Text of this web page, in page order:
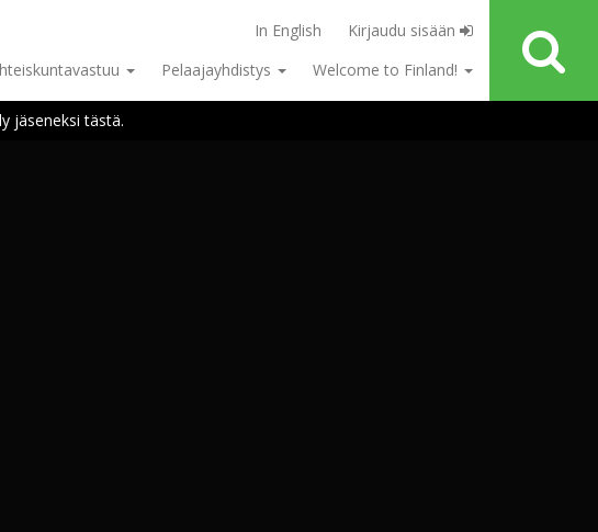
In English
Kirjaudu sisään
Pelaajayhdistys Welcome to Finland!
jäseneksi tästä.